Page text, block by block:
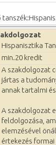
tanszék:
Hispanisztika
min.20 kredit
A szakdolgozat
jártas a
annak tartalmi
A szakdolgozat
feldolgozása,
elemzésével
értekezés